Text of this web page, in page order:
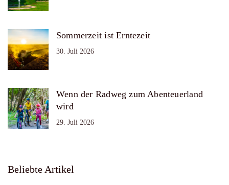
Sommerzeit ist Erntezeit
30. Juli 2026
Wenn der Radweg zum Abenteuerland
wird
29. Juli 2026
Beliebte Artikel